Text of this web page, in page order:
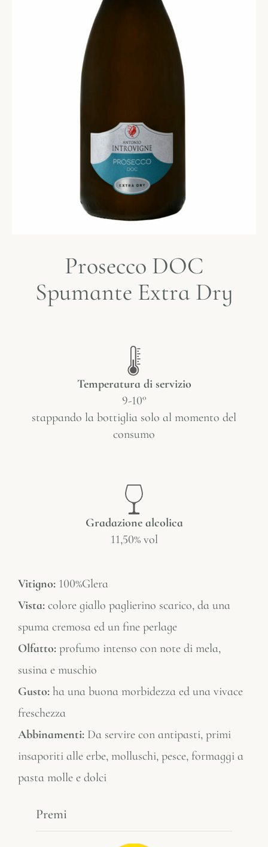
Prosecco DOC
Spumante Extra Dry​
Temperatura di servizio
9-10°
stappando la bottiglia solo al momento del
consumo
Gradazione alcolica
11,50% vol
Vitigno: 100%Glera
Vista: colore giallo paglierino scarico, da una
spuma cremosa ed un fine perlage
Olfatto: profumo intenso con note di mela,
susina e muschio
Gusto: ha una buona morbidezza ed una vivace
freschezza
Abbinamenti: Da servire con antipasti, primi
insaporiti alle erbe, molluschi, pesce, formaggi a
pasta molle e dolci
Premi